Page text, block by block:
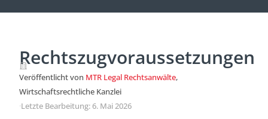
Rechtszugvoraussetzungen
Veröffentlicht von MTR Legal Rechtsanwälte,
Wirtschaftsrechtliche Kanzlei
·Letzte Bearbeitung: 6. Mai 2026